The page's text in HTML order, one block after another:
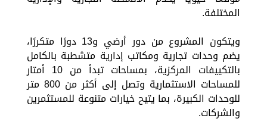
المختلفة.
ويتكون المشروع من دور أرضي و13 دورًا متكررًا،
يضم وحدات تجارية ومكاتب إدارية متشطبة بالكامل
بالتكييفات المركزية، بمساحات تبدأ من 10 أمتار
للمساحات الاستثمارية وتصل إلى أكثر من 800 متر
للوحدات الكبيرة، بما يتيح خيارات متنوعة للمستثمرين
والشركات.